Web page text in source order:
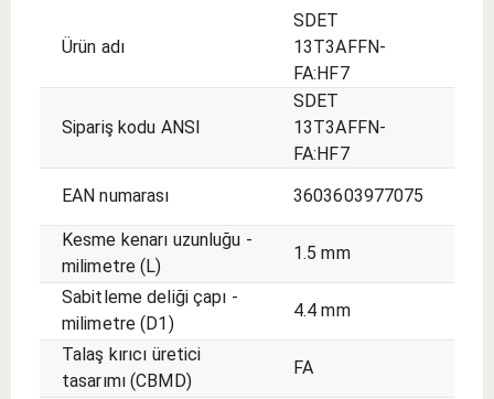
Ürün adı
SDET
13T3AFFN-
FA:HF7
Sipariş kodu ANSI
SDET
13T3AFFN-
FA:HF7
EAN numarası
3603603977075
Kesme kenarı uzunluğu -
milimetre (L)
1.5 mm
Sabitleme deliği çapı -
milimetre (D1)
4.4 mm
Talaş kırıcı üretici
tasarımı (CBMD)
FA